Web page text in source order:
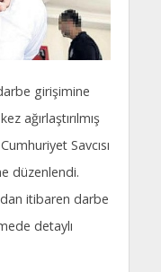
girişimine
ağırlaştırılmış
Savcısı
düzenlendi.
itibaren darbe
detaylı